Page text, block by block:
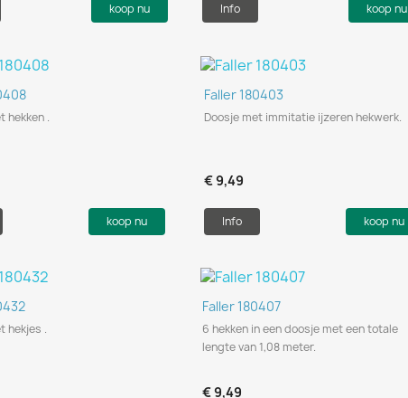
koop nu Info koop nu
Snel bekijken
hekken .
koop nu
Snel bekijken
Faller 180403
Doosje met immitatie ijzeren hekwerk.
€ 9,49
Info koop nu
Snel bekijken
hekjes .
Snel bekijken
Faller 180407
6 hekken in een doosje met een totale
lengte van 1,08 meter.
€ 9,49